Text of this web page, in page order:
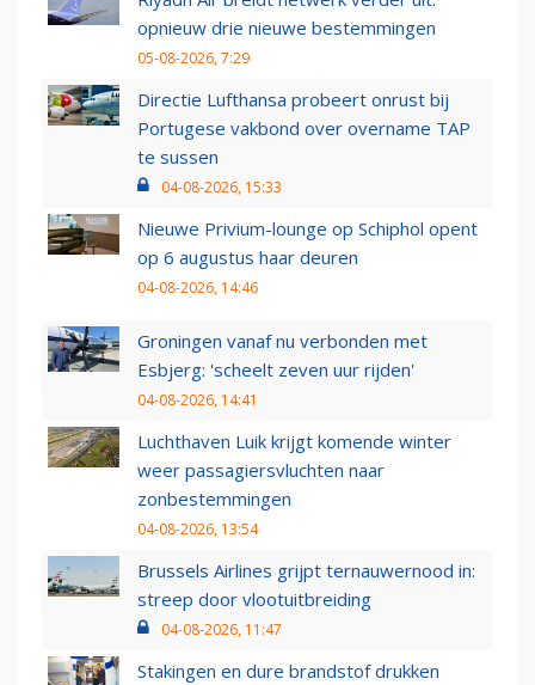
opnieuw drie nieuwe bestemmingen
05-08-2026, 7:29
Directie Lufthansa probeert onrust bij
Portugese vakbond over overname TAP
te sussen
04-08-2026, 15:33
Nieuwe Privium-lounge op Schiphol opent
op 6 augustus haar deuren
04-08-2026, 14:46
Groningen vanaf nu verbonden met
Esbjerg: 'scheelt zeven uur rijden'
04-08-2026, 14:41
Luchthaven Luik krijgt komende winter
weer passagiersvluchten naar
zonbestemmingen
04-08-2026, 13:54
Brussels Airlines grijpt ternauwernood in:
streep door vlootuitbreiding
04-08-2026, 11:47
Stakingen en dure brandstof drukken